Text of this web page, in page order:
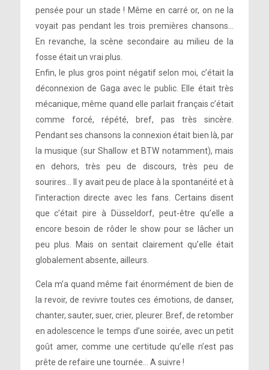
pensée pour un stade ! Même en carré or, on ne la
voyait pas pendant les trois premières chansons…
En revanche, la scène secondaire au milieu de la
fosse était un vrai plus.
Enfin, le plus gros point négatif selon moi, c’était la
déconnexion de Gaga avec le public. Elle était très
mécanique, même quand elle parlait français c’était
comme forcé, répété, bref, pas très sincère.
Pendant ses chansons la connexion était bien là, par
la musique (sur Shallow et BTW notamment), mais
en dehors, très peu de discours, très peu de
sourires… Il y avait peu de place à la spontanéité et à
l’interaction directe avec les fans. Certains disent
que c’était pire à Düsseldorf, peut-être qu’elle a
encore besoin de rôder le show pour se lâcher un
peu plus. Mais on sentait clairement qu’elle était
globalement absente, ailleurs.
Cela m’a quand même fait énormément de bien de
la revoir, de revivre toutes ces émotions, de danser,
chanter, sauter, suer, crier, pleurer. Bref, de retomber
en adolescence le temps d’une soirée, avec un petit
goût amer, comme une certitude qu’elle n’est pas
prête de refaire une tournée… A suivre !